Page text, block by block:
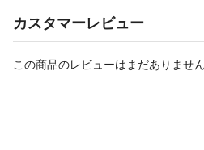
カスタマーレビュー
この商品のレビューはまだありません